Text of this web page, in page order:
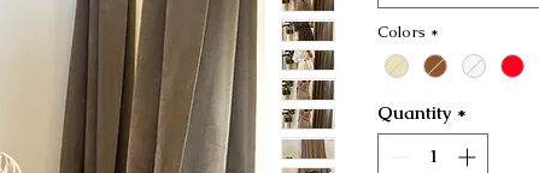
Colors *
Quantity *